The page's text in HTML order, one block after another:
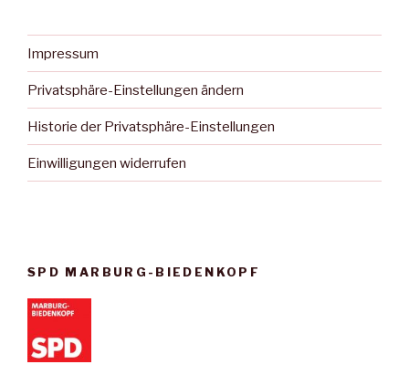
Impressum
Privatsphäre-Einstellungen ändern
Historie der Privatsphäre-Einstellungen
Einwilligungen widerrufen
SPD MARBURG-BIEDENKOPF